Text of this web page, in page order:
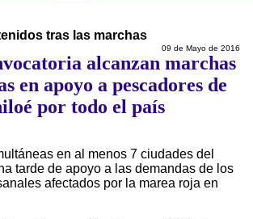
tras las marchas
09 de Mayo de 2016
alcanzan marchas
en apoyo a pescadores de
por todo el país
en al menos 7 ciudades del
tarde de apoyo a las demandas de los
afectados por la marea roja en